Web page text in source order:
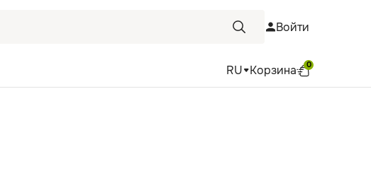
Войти
RU Корзина 0